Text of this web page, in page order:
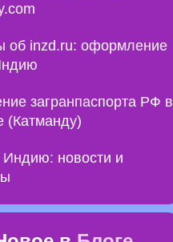
об inzd.ru: оформление
загранпаспорта РФ в
(Катманду)
новости и